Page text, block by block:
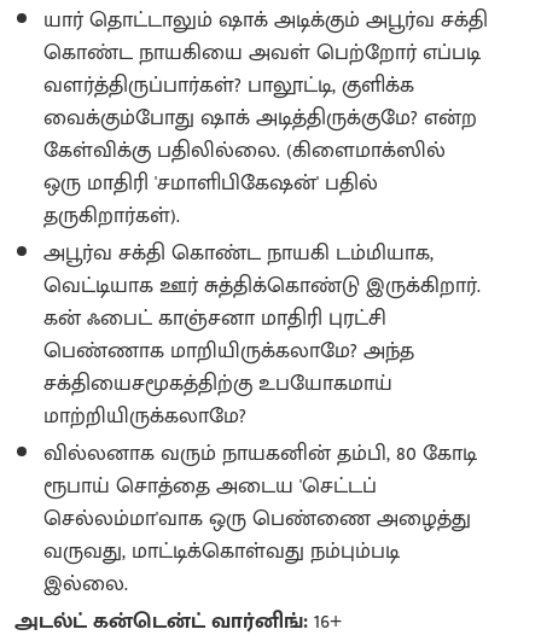
யார் தொட்டாலும் ஷாக் அடிக்கும் அபூர்வ சக்தி
கொண்ட நாயகியை அவள் பெற்றோர் எப்படி
வளர்த்திருப்பார்கள்? பாலூட்டி, குளிக்க
வைக்கும்போது ஷாக் அடித்திருக்குமே? என்ற
கேள்விக்கு பதிலில்லை. (கிளைமாக்ஸில்
ஒரு மாதிரி 'சமாளிபிகேஷன்' பதில்
தருகிறார்கள்).
அபூர்வ சக்தி கொண்ட நாயகி டம்மியாக,
வெட்டியாக ஊர் சுத்திக்கொண்டு இருக்கிறார்.
கன் ஃபைட் காஞ்சனா மாதிரி புரட்சி
பெண்ணாக மாறியிருக்கலாமே? அந்த
சக்தியைசமூகத்திற்கு உபயோகமாய்
மாற்றியிருக்கலாமே?
வில்லனாக வரும் நாயகனின் தம்பி, 80 கோடி
ரூபாய் சொத்தை அடைய 'செட்டப்
செல்லம்மா'வாக ஒரு பெண்ணை அழைத்து
வருவது, மாட்டிக்கொள்வது நம்பும்படி
இல்லை.
அடல்ட் கன்டென்ட் வார்னிங்:16+